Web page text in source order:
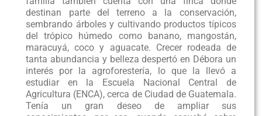
destinan parte del terreno a la conservación,
sembrando árboles y cultivando productos típicos
del trópico húmedo como banano, mangostán,
maracuyá, coco y aguacate. Crecer rodeada de
tanta abundancia y belleza despertó en Débora un
interés por la agroforestería, lo que la llevó a
estudiar en la Escuela Nacional Central de
Agricultura (ENCA), cerca de Ciudad de Guatemala.
Tenía un gran deseo de ampliar sus